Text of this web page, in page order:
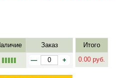
Заказ
— +
Итого
0.00 руб.